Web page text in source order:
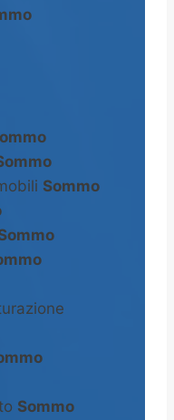
Sommo
Sommo